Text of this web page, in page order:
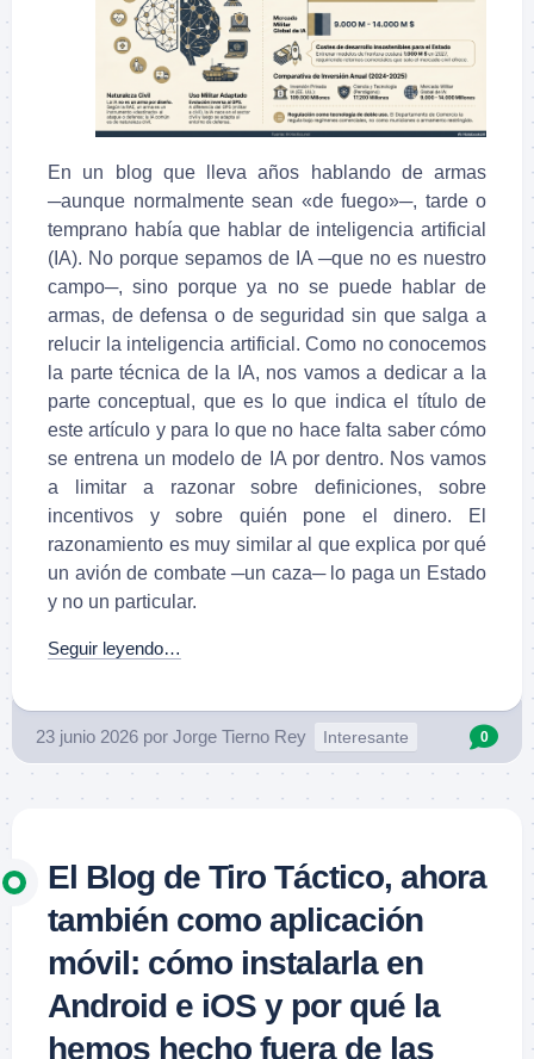
En un blog que lleva años hablando de armas
─aunque normalmente sean «de fuego»─, tarde o
temprano había que hablar de inteligencia artificial
(IA). No porque sepamos de IA ─que no es nuestro
campo─, sino porque ya no se puede hablar de
armas, de defensa o de seguridad sin que salga a
relucir la inteligencia artificial. Como no conocemos
la parte técnica de la IA, nos vamos a dedicar a la
parte conceptual, que es lo que indica el título de
este artículo y para lo que no hace falta saber cómo
se entrena un modelo de IA por dentro. Nos vamos
a limitar a razonar sobre definiciones, sobre
incentivos y sobre quién pone el dinero. El
razonamiento es muy similar al que explica por qué
un avión de combate ─un caza─ lo paga un Estado
y no un particular.
Seguir leyendo…
23 junio 2026 por Jorge Tierno Rey Interesante 0
El Blog de Tiro Táctico, ahora
también como aplicación
móvil: cómo instalarla en
Android e iOS y por qué la
hemos hecho fuera de las